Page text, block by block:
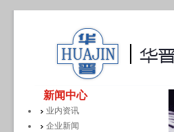
新闻中心
业内资讯
企业新闻